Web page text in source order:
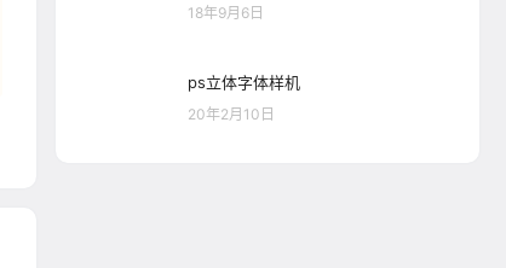
18年9月6日
ps立体字体样机
20年2月10日